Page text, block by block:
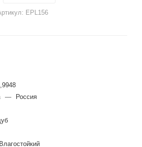
EPL156
—
Россия
Влагостойкий